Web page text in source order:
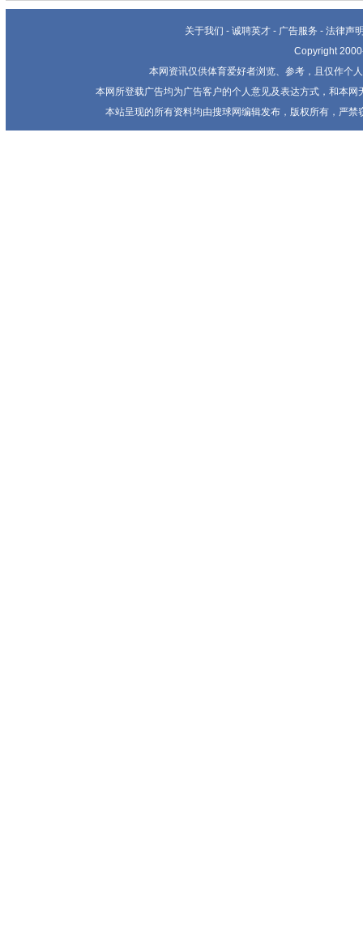
关于我们 - 诚聘英才 - 广告服务 - 法律声
Copyright
本网资讯仅供体育爱好者浏览、参考，且仅作个
本网所登载广告均为广告客户的个人意见及表达方式，和本
本站呈现的所有资料均由搜球网编辑发布，版权所有，严